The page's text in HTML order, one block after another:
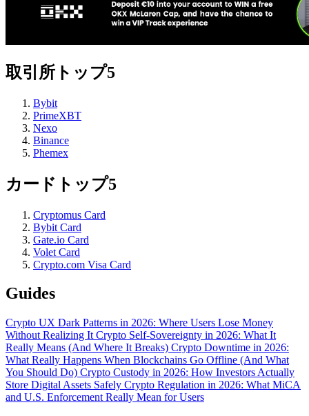
取引所トップ5
Bybit
PrimeXBT
Nexo
Binance
Phemex
カードトップ5
Cryptomus Card
Bybit Card
Gate.io Card
Volet Card
Crypto.com Visa Card
Guides
Crypto UX Dark Patterns in 2026: Where Users Lose Money
Without Realizing It Crypto Self-Sovereignty in 2026: What It
Really Means (And Where It Breaks) Crypto Downtime in 2026:
What Really Happens When Blockchains Go Offline (And What
You Should Do) Crypto Custody in 2026: How Investors Actually
Store Digital Assets Safely Crypto Regulation in 2026: What MiCA
and U.S. Enforcement Really Mean for Users